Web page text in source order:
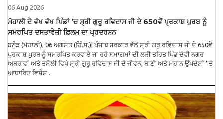
06 Aug 2026
ਮੋਹਾਲੀ ਦੇ ਵੱਖ ਵੱਖ ਪਿੰਡਾਂ ’ਚ ਸ੍ਰੀ ਗੁਰੂ ਰਵਿਦਾਸ ਜੀ ਦੇ 650ਵੇਂ ਪ੍ਰਕਾਸ਼ ਪੁਰਬ ਨੂੰ
ਸਮਰਪਿਤ ਦਸਤਾਵੇਜ਼ੀ ਫ਼ਿਲਮ ਦਾ ਪ੍ਰਦਰਸ਼ਨ
ਬਨੂੰੜ (ਮੋਹਾਲੀ), 06 ਅਗਸਤ (ਹਿੰ.ਸ.)| ਪੰਜਾਬ ਸਰਕਾਰ ਵੱਲੋਂ ਸ੍ਰੀ ਗੁਰੂ ਰਵਿਦਾਸ ਜੀ ਦੇ 650ਵੇਂ
ਪ੍ਰਕਾਸ਼ ਪੁਰਬ ਨੂੰ ਸਮਰਪਿਤ ਕਰਵਾਏ ਜਾ ਰਹੇ ਸਮਾਗਮਾਂ ਦੀ ਲੜੀ ਤਹਿਤ ਪਿੰਡ ਦੇਵੀ ਨਗਰ
ਅਬਰਾਵਾਂ ਅਤੇ ਤਸੋਲੀ ਵਿਖੇ ਸ੍ਰੀ ਗੁਰੂ ਰਵਿਦਾਸ ਜੀ ਦੇ ਜੀਵਨ, ਬਾਣੀ ਅਤੇ ਮਹਾਨ ਉਪਦੇਸ਼ਾਂ ''ਤੇ
ਆਧਾਰਿਤ ਵਿਸ਼ੇਸ਼ ..